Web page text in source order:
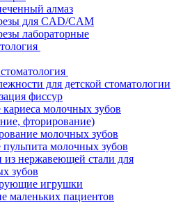
алмаз
для CAD/CAM
лабораторные
для детской стоматологии
фиссур
молочных зубов
фторирование)
молочных зубов
пульпита молочных зубов
из нержавеющей стали для
зубов
игрушки
маленьких пациентов